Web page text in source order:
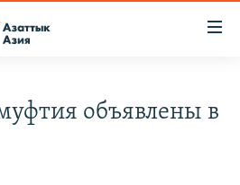
объявлены в